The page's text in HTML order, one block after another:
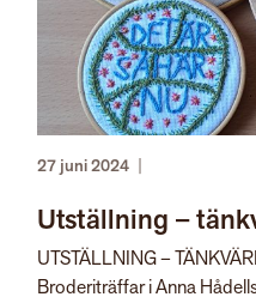
27 juni 2024
Utställning –
UTSTÄLLNING –
Broderiträffar i Anna